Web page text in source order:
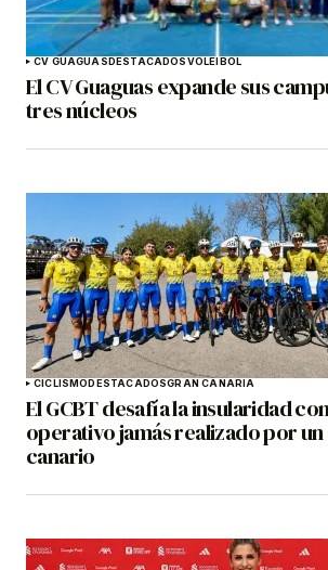
CV GUAGUASDESTACADOSVOLEIBOL
El CV Guaguas expande sus
tres núcleos
CICLISMODESTACADOSGRAN CANARIA
El GCBT desafía la insularidad
operativo jamás realizado por
canario